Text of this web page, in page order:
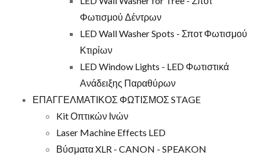
Φωτισμού Δέντρων
LED Wall Washer Spots - Σποτ Φωτισμού
Κτιρίων
LED Window Lights - LED Φωτιστικά
Ανάδειξης Παραθύρων
ΕΠΑΓΓΕΛΜΑΤΙΚΟΣ ΦΩΤΙΣΜΟΣ STAGE
Kit Οπτικών Ινών
Laser Machine Effects LED
Βύσματα XLR - CANON - SPEAKON